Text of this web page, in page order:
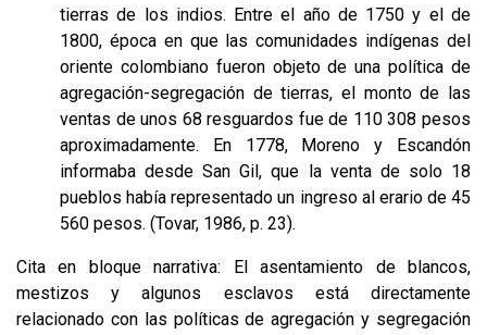
tierras de los indios. Entre el año de 1750 y el de
1800, época en que las comunidades indígenas del
oriente colombiano fueron objeto de una política de
agregación-segregación de tierras, el monto de las
ventas de unos 68 resguardos fue de 110 308 pesos
aproximadamente. En 1778, Moreno y Escandón
informaba desde San Gil, que la venta de solo 18
pueblos había representado un ingreso al erario de 45
560 pesos. (Tovar, 1986, p. 23).
Cita en bloque narrativa: El asentamiento de blancos,
mestizos y algunos esclavos está directamente
relacionado con las políticas de agregación y segregación